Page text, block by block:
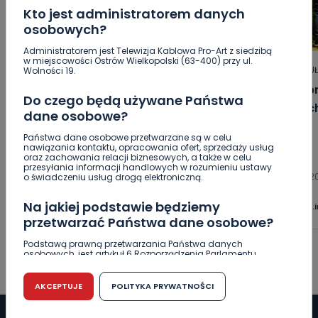
Kto jest administratorem danych
osobowych?
Administratorem jest Telewizja Kablowa Pro-Art z siedzibą
w miejscowości Ostrów Wielkopolski (63-400) przy ul.
Wolności 19.
Do czego będą używane Państwa
dane osobowe?
Państwa dane osobowe przetwarzane są w celu
nawiązania kontaktu, opracowania ofert, sprzedaży usług
oraz zachowania relacji biznesowych, a także w celu
przesyłania informacji handlowych w rozumieniu ustawy
o świadczeniu usług drogą elektroniczną.
Na jakiej podstawie będziemy
przetwarzać Państwa dane osobowe?
Podstawą prawną przetwarzania Państwa danych
osobowych, jest artykuł 6 Rozporządzenia Parlamentu
r. w sprawie ochrony osób fizycznych w związku z
przetwarzaniem danych osobowych w sprawie
swobodnego przepływu takich danych oraz uchylenia
dyrektywy 95/46/WE (RODO).
AKCEPTUJE POLITYKA PRYWATNOŚCI
HOT REGION
niezwykłe historie!”. Odyseja
06.08.2026 20:13
Jak